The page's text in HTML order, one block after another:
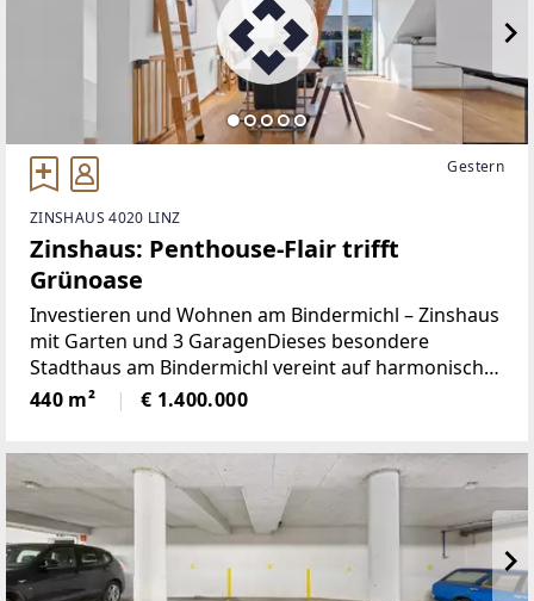
Gestern
ZINSHAUS 4020 LINZ
Zinshaus: Penthouse-Flair trifft
Grünoase
Investieren und Wohnen am Bindermichl – Zinshaus
mit Garten und 3 GaragenDieses besondere
Stadthaus am Bindermichl vereint auf harmonische
Weise attraktives Investment mit hochwertigem
Wohnen. Während die 2 Einheiten im Erdgeschoß
440 m² € 1.400.000